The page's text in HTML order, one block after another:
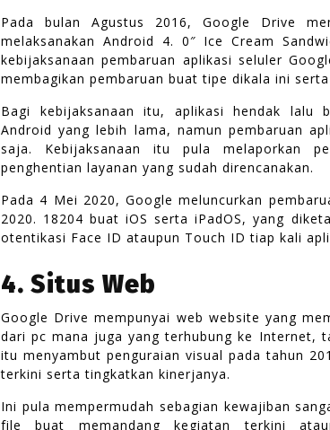
Pada bulan Agustus 2016, Google Drive
melaksanakan Android 4. 0″ Ice Cream
kebijaksanaan pembaruan aplikasi seluler
membagikan pembaruan buat tipe dikala ini
Bagi kebijaksanaan itu, aplikasi hendak lalu
Android yang lebih lama, namun pembaruan
saja. Kebijaksanaan itu pula melaporkan
penghentian layanan yang sudah direncanakan.
Pada 4 Mei 2020, Google meluncurkan
2020. 18204 buat iOS serta iPadOS, yang
otentikasi Face ID ataupun Touch ID tiap kali
4. Situs Web
Google Drive mempunyai web website yang
dari pc mana juga yang terhubung ke Internet,
itu menyambut penguraian visual pada tahun
terkini serta tingkatkan kinerjanya.
Ini pula mempermudah sebagian kewajiban
file buat memandang kegiatan terkini